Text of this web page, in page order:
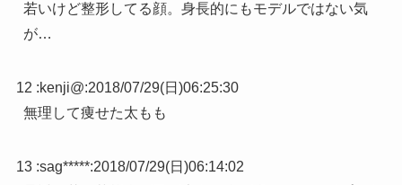
若いけど整形してる顔。身長的にもモデルではない気
が…
12 :kenji@:2018/07/29(日)06:25:30
無理して痩せた太もも
13 :sag*****:2018/07/29(日)06:14:02